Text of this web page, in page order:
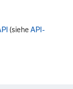
(sieheAPI-